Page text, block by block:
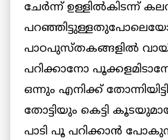
ചേര്‍ന്ന് ഉള്ളില്‍കിടന്ന്
പാഠപുസ്തകങ്ങളില്‍
പറിക്കാനോ
ഒന്നും എനിക്ക്
തോട്ടിയും കെട്ടി
പാടി പൂ പറിക്കാന്‍